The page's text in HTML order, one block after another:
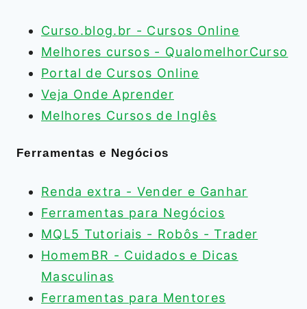
Curso.blog.br - Cursos Online
Melhores cursos - QualomelhorCurso
Portal de Cursos Online
Veja Onde Aprender
Melhores Cursos de Inglês
Ferramentas e Negócios
Renda extra - Vender e Ganhar
Ferramentas para Negócios
MQL5 Tutoriais - Robôs - Trader
HomemBR - Cuidados e Dicas
Masculinas
Ferramentas para Mentores